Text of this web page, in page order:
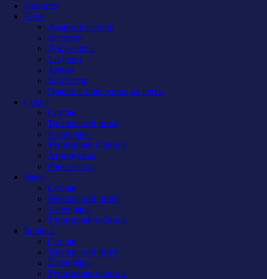
Новости
Клуб
Администрация
История
Документы
Закупки
Арена
Контакты
Правила поведения на арене
Сокол
Состав
Тренерский штаб
Календарь
Турнирная таблица
Атрибутика
Фан-сектор
Рыси
Состав
Тренерский штаб
Календарь
Турнирная таблица
Бирюса
Состав
Тренерский штаб
Календарь
Турнирная таблица